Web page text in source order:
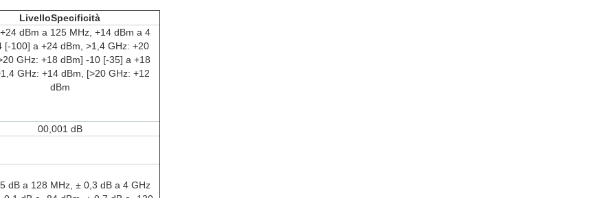
LivelloSpecificità
dBm a 125 MHz, +14 dBm a 4
[-100] a +24 dBm, >1,4 GHz: +20
GHz: +18 dBm] -10 [-35] a +18
GHz: +14 dBm, [>20 GHz: +12
dBm
00,001 dB
dB a 128 MHz, ± 0,3 dB a 4 GHz